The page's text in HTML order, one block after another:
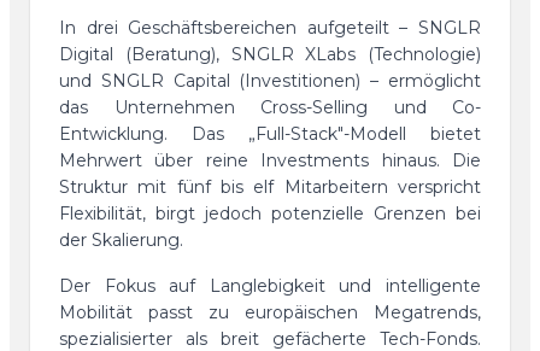
In drei Geschäftsbereichen aufgeteilt – SNGLR
Digital (Beratung), SNGLR XLabs (Technologie)
und SNGLR Capital (Investitionen) – ermöglicht
das Unternehmen Cross-Selling und Co-
Entwicklung. Das „Full-Stack"-Modell bietet
Mehrwert über reine Investments hinaus. Die
Struktur mit fünf bis elf Mitarbeitern verspricht
Flexibilität, birgt jedoch potenzielle Grenzen bei
der Skalierung.
Der Fokus auf Langlebigkeit und intelligente
Mobilität passt zu europäischen Megatrends,
spezialisierter als breit gefächerte Tech-Fonds.